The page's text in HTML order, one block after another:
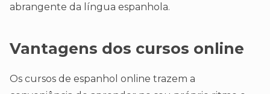
abrangente da língua espanhola.
Vantagens dos cursos online
Os cursos de espanhol online trazem a